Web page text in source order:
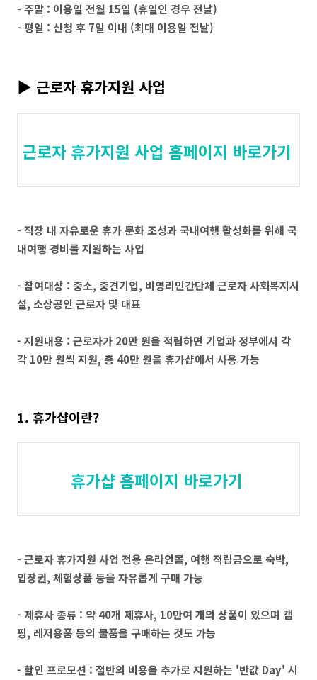
- 주말 : 이용일 전월 15일 (휴일인 경우 전날)
- 평일 : 신청 후 7일 이내 (최대 이용일 전날)
▶ 근로자 휴가지원 사업
근로자 휴가지원 사업 홈페이지 바로가기
- 직장 내 자유로운 휴가 문화 조성과 국내여행 활성화를 위해 국
내여행 경비를 지원하는 사업
- 참여대상 : 중소, 중견기업, 비영리민간단체 근로자 사회복지시
설, 소상공인 근로자 및 대표
- 지원내용 : 근로자가 20만 원을 적립하면 기업과 정부에서 각
각 10만 원씩 지원, 총 40만 원을 휴가샵에서 사용 가능
1. 휴가샵이란?
휴가샵 홈페이지 바로가기
- 근로자 휴가지원 사업 전용 온라인몰, 여행 적립금으로 숙박,
입장권, 체험상품 등을 자유롭게 구매 가능
- 제휴사 종류 : 약 40개 제휴사, 10만여 개의 상품이 있으며 캠
핑, 레저용품 등의 물품을 구매하는 것도 가능
- 할인 프로모션 : 절반의 비용을 추가로 지원하는 '반값 Day' 시